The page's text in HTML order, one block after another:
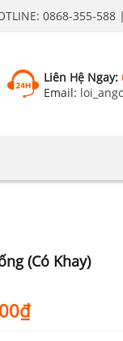
0868-355-
Liên Hệ Ngay:
Email:
(Có Khay)
₫